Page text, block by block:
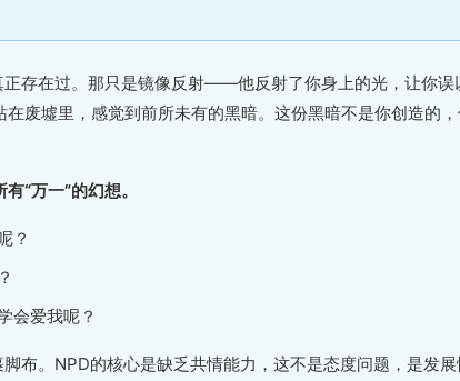
正存在过。那只是镜像反射——他反射了你身上的光，让你误
废墟里，感觉到前所未有的黑暗。这份黑暗不是你创造的，
“万一”的幻想。
？
会爱我呢？
布。NPD的核心是缺乏共情能力，这不是态度问题，是发